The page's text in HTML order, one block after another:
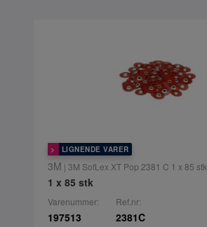
LIGNENDE VARER
3M | 3M SofLex XT Pop 2381 C 1 x 85 stk
1 x 85 stk
Varenummer:
197513
Ref.nr:
2381C